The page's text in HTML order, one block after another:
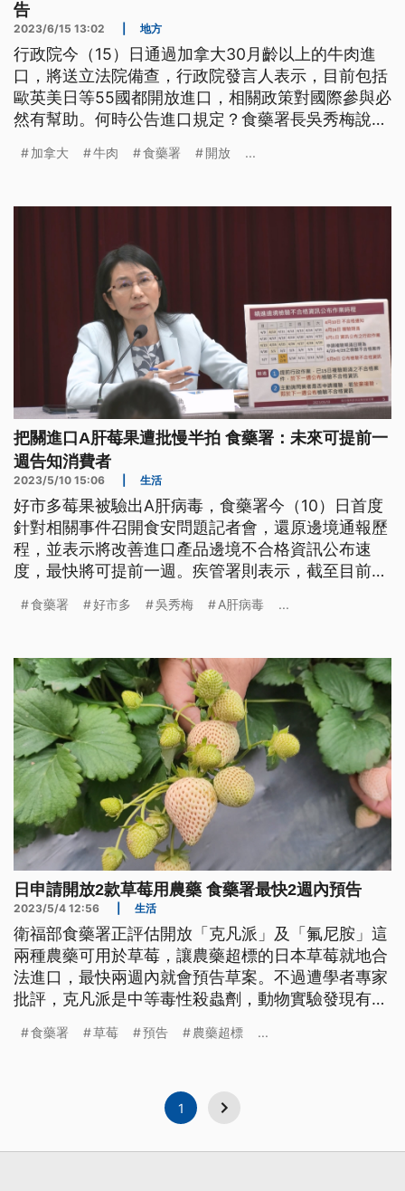
告
2023/6/15 13:02 地方
行政院今（15）日通過加拿大30月齡以上的牛肉進
口，將送立法院備查，行政院發言人表示，目前包括
歐英美日等55國都開放進口，相關政策對國際參與必
然有幫助。何時公告進口規定？食藥署長吳秀梅說，
加拿大 牛肉 食藥署 開放 ...
把關進口A肝莓果遭批慢半拍 食藥署：未來可提前一
週告知消費者
2023/5/10 15:06 生活
好市多莓果被驗出A肝病毒，食藥署今（10）日首度
針對相關事件召開食安問題記者會，還原邊境通報歷
程，並表示將改善進口產品邊境不合格資訊公布速
度，最快將可提前一週。疾管署則表示，截至目前，
食藥署 好市多 吳秀梅 A肝病毒 ...
日申請開放2款草莓用農藥 食藥署最快2週內預告
2023/5/4 12:56 生活
衛福部食藥署正評估開放「克凡派」及「氟尼胺」這
兩種農藥可用於草莓，讓農藥超標的日本草莓就地合
法進口，最快兩週內就會預告草案。不過遭學者專家
批評，克凡派是中等毒性殺蟲劑，動物實驗發現有致
放。
食藥署 草莓 預告 農藥超標 ...
1